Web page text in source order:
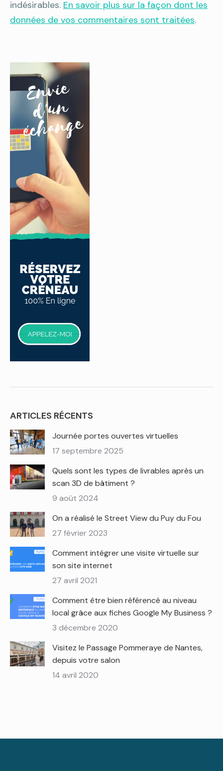
indésirables. En savoir plus sur la façon dont les
données de vos commentaires sont traitées.
ARTICLES RÉCENTS
Journée portes ouvertes virtuelles
17 septembre 2025
Quels sont les types de livrables après un
scan 3D de bâtiment ?
9 août 2024
On a réalisé le Street View du Puy du Fou
27 février 2023
Comment intégrer une visite virtuelle sur
son site internet
27 avril 2021
Comment être bien référencé au niveau
local grâce aux fiches Google My Business ?
3 décembre 2020
Visitez le Passage Pommeraye de Nantes,
depuis votre salon
14 avril 2020